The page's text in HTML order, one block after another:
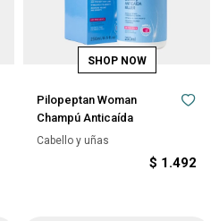
Pilopeptan Woman
Champú Anticaída
Cabello y uñas
$ 1.492